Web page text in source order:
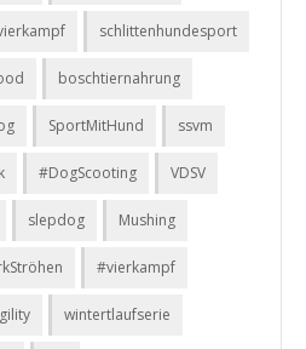
schlittenhundesport
boschtiernahrung
SportMitHund ssvm
#DogScooting VDSV
slepdog Mushing
#vierkampf
wintertlaufserie